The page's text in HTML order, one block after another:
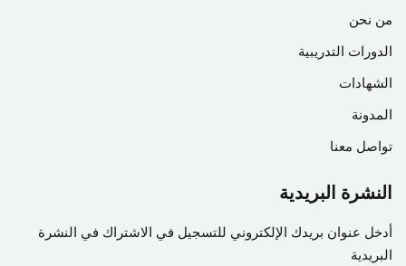
من نحن
الدورات التدريبية
الشهادات
المدونة
تواصل معنا
النشرة البريدية
أدخل عنوان بريدك الإلكتروني للتسجيل في الاشتراك في النشرة
البريدية